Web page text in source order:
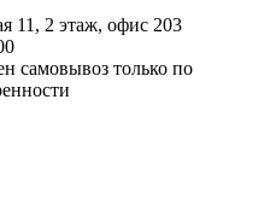
11, 2 этаж, офис 203
самовывоз только по